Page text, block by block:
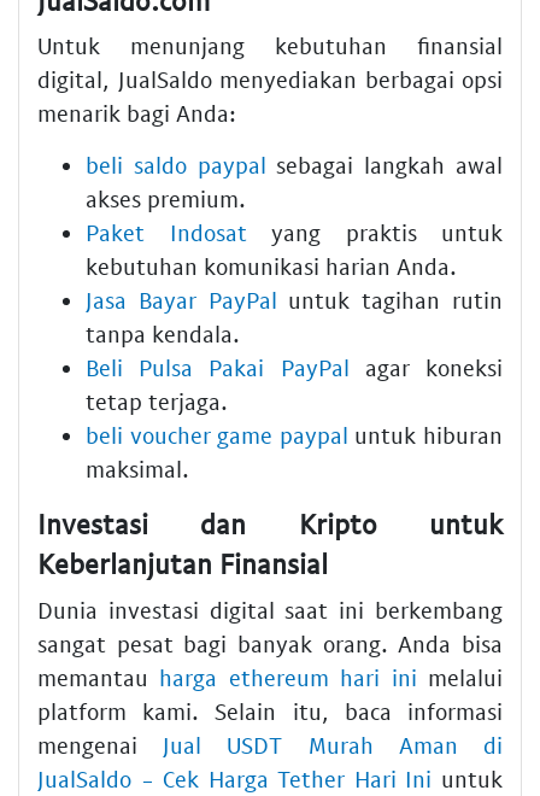
Untuk menunjang kebutuhan finansial
digital, JualSaldo menyediakan berbagai opsi
menarik bagi Anda:
beli saldo paypal sebagai langkah awal
akses premium.
Paket Indosat yang praktis untuk
kebutuhan komunikasi harian Anda.
Jasa Bayar PayPal untuk tagihan rutin
tanpa kendala.
Beli Pulsa Pakai PayPal agar koneksi
tetap terjaga.
beli voucher game paypal untuk hiburan
maksimal.
Investasi dan Kripto untuk
Keberlanjutan Finansial
Dunia investasi digital saat ini berkembang
sangat pesat bagi banyak orang. Anda bisa
memantau harga ethereum hari ini melalui
platform kami. Selain itu, baca informasi
mengenai Jual USDT Murah Aman di
JualSaldo - Cek Harga Tether Hari Ini untuk